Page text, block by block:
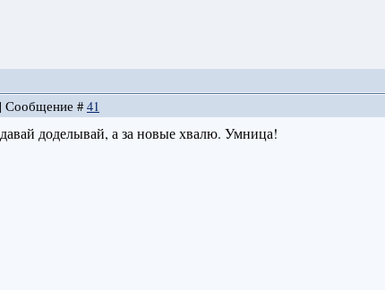
| Сообщение #41
доделывай, а за новые хвалю. Умница!